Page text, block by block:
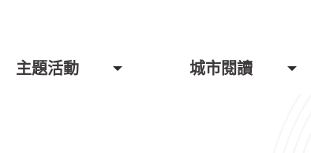
主題活動 城市閱讀